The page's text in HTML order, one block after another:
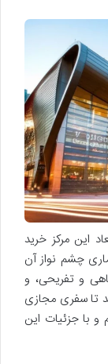
این مرکز خرید
چشم نواز آن
و تفریحی، و
تا سفری مجازی
و با جزئیات این